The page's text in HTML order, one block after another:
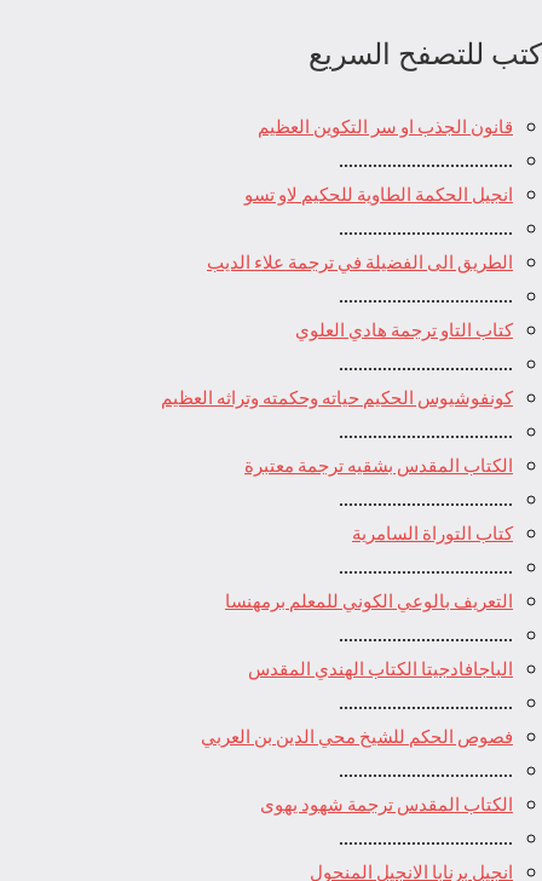
كتب للتصفح السريع
قانون الجذب او سر التكوين العظيم
....................................
انجيل الحكمة الطاوية للحكيم لاو تسو
....................................
الطريق الى الفضيلة في ترجمة علاء الديب
....................................
كتاب التاو ترجمة هادي العلوي
....................................
كونفوشيوس الحكيم حياته وحكمته وتراثه العظيم
....................................
الكتاب المقدس بشقيه ترجمة معتبرة
....................................
كتاب التوراة السامرية
....................................
ﺍﻟﺘﻌﺮﻳﻒ ﺑﺎﻟﻮﻋﻲ ﺍﻟﻜﻮﻧﻲ للمعلم برمهنسا
....................................
الباجافادجيتا الكتاب الهندي المقدس
....................................
فصوص الحكم للشيخ محي الدين بن العربي
....................................
الكتاب المقدس ترجمة شهود يهوى
....................................
انجيل برنابا الانجيل المنحول